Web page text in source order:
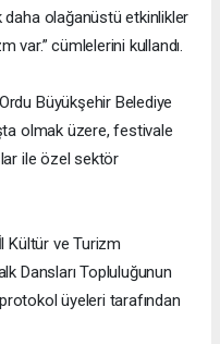
daha olağanüstü etkinlikler
var.” cümlelerini kullandı.
Büyükşehir Belediye
olmak üzere, festivale
ile özel sektör
Kültür ve Turizm
Dansları Topluluğunun
üyeleri tarafından